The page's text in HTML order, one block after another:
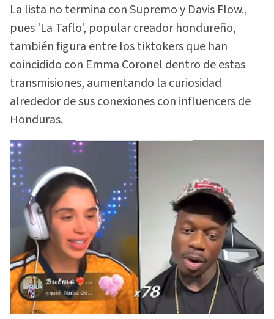
La lista no termina con Supremo y Davis Flow.,
pues 'La Taflo', popular creador hondureño,
también figura entre los tiktokers que han
coincidido con Emma Coronel dentro de estas
transmisiones, aumentando la curiosidad
alrededor de sus conexiones con influencers de
Honduras.